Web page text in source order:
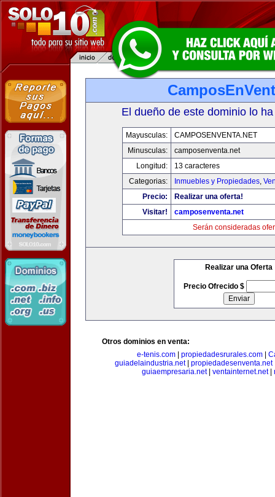
El dueño de este dominio lo
Mayusculas:
CAMPOSENVENTA.NET
Minusculas:
camposenventa.net
Longitud:
13 caracteres
Categorias:
Inmuebles y Propiedades,
Precio:
Realizar una oferta!
Visitar!
camposenventa.net
Serán consideradas
Realizar una Oferta
Precio Ofrecido $
Otros dominios en venta:
e-tenis.com
propiedadesrurales.com
guiadelaindustria.net propiedadesenventa.net
guiaempresaria.net| ventainternet.net|